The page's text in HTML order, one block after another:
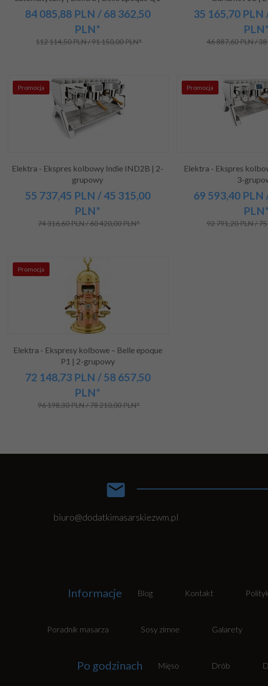
84 085,88PLN / 68 362,50
PLN*
112 114,50 PLN / 91 150,00 PLN*
35 165,70 PLN
PLN*
46 887,60 PLN /
Promocja
Elektra - Ekspres kolbowy Indie IND2B | 2-
grupowy
55 737,45 PLN / 45 315,00
PLN*
74 316,60 PLN / 60 420,00 PLN*
Promocja
Elektra - Ekspres
3-
69 593,40 PLN
PLN*
92 791,20 PLN /
Promocja
Elektra - Ekspresy kolbowe – Belle epoque
P1 | 2-grupowy
72 148,73PLN / 58 657,50
PLN*
96 198,30 PLN / 78 210,00 PLN*
biuro@dodatkimasarskiezwm.pl
Informacje Blog Kontakt
Poradnik masarza Sosy zimne Galarety
Po godzinach Mięso Drób